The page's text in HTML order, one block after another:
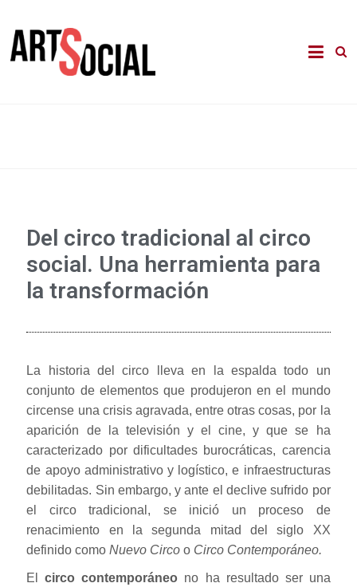
comunitari, terapèutic i d'integració
Del circo tradicional al circo
social. Una herramienta para
la transformación
La historia del circo lleva en la espalda todo un
conjunto de elementos que produjeron en el mundo
circense una crisis agravada, entre otras cosas, por la
aparición de la televisión y el cine, y que se ha
caracterizado por dificultades burocráticas, carencia
de apoyo administrativo y logístico, e infraestructuras
debilitadas. Sin embargo, y ante el declive sufrido por
el circo tradicional, se inició un proceso de
renacimiento en la segunda mitad del siglo XX
definido como Nuevo Circo o Circo Contemporáneo.
Elcirco contemporáneo no ha resultado ser una